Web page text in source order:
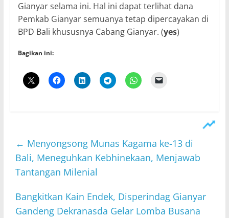
Gianyar selama ini. Hal ini dapat terlihat dana
Pemkab Gianyar semuanya tetap dipercayakan di
BPD Bali khususnya Cabang Gianyar. (yes)
Bagikan ini:
← Menyongsong Munas Kagama ke-13 di
Bali, Meneguhkan Kebhinekaan, Menjawab
Tantangan Milenial
Bangkitkan Kain Endek, Disperindag Gianyar
Gandeng Dekranasda Gelar Lomba Busana